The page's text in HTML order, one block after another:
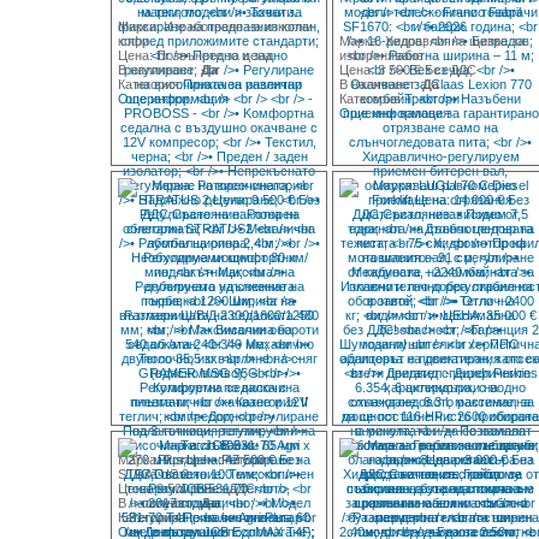
Марка: Изработване на изкопни
кофи
Цена: Позвънете за цена
В наличност: Да
Категория:Прикачен инвентар
Още информация
Марка: Хидравлична щипка за
изкореняване
Цена: 3 500 € Без ДДС
В наличност:Да
Категория:Трактори
Още информация
Марка: Роторен снегорин
STRATUS 2
Цена: 9 500 € Без ДДС
В наличност:Да
Категория:Прикачен инвентар
Още информация